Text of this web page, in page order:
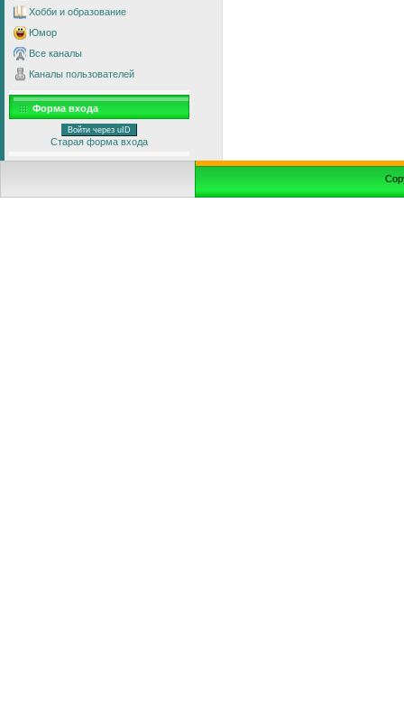
Хобби и образование
Юмор
Все каналы
Каналы пользователей
Форма входа
Войти через uID
Старая форма входа